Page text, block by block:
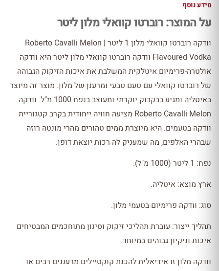
מידע נוסף
על המוצר: רוברטו קוואלי מלון ליטר
וודקה רוברטו קוואלי מלון 1 ליטר | Roberto Cavalli Melon
Flavoured Vodka וודקה רוברטו קוואלי מלון ליטר היא וודקה
אולטרה-פרימיום איטלקית המשלבת את איכות הזיקוק הגבוהה
של רוברטו קוואלי עם טעם טבעי ומרענן של מלון. מוצר זה מיוצר
באיטליה ומגיע בבקבוק יוקרתי ומעוצב בנפח 1000 מ"ל. וודקה
Roberto Cavalli Melon מציעה חוויה ייחודית בקרב קטגוריית
וודקה בטעמים. היא מיוצרת ממים טהורים מהרי מונטה רוזה
שבהרי האלפים, מה שמעניק לה רכות יוצאת דופן.
נפח: 1 ליטר (1000 מ"ל).
ארץ מוצא: איטליה.
סוג: וודקה פרימיום בטעמי מלון.
תהליך ייצור: עוברת תהליכי זיקוק וסינון מתוחכמים המבטיחים
איכות וניקיון גבוהים במיוחד.
וודקה מלון זו אידיאלית להכנת קוקטיילים מרעננים רבים או